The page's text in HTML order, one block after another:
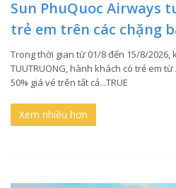
Sun PhuQuoc Airways
trẻ em trên các chặng
Trong thời gian từ 01/8 đến 15/8/2026,
TUUTRUONG, hành khách có trẻ em
50% giá vé trên tất cả...TRUE
Xem nhiều hơn